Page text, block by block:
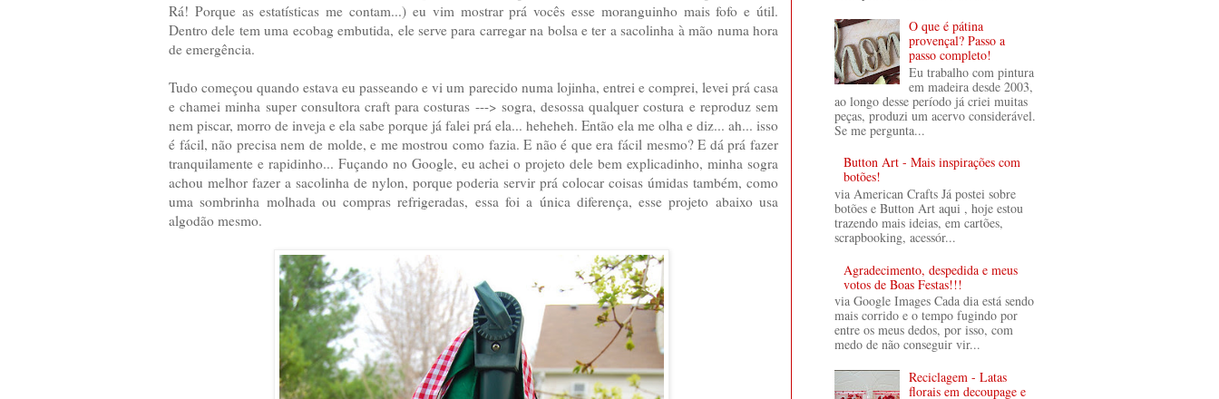
Rá! Porque as estatísticas me contam...) eu vim mostrar prá vocês esse moranguinho mais fofo e útil.
Dentro dele tem uma ecobag embutida, ele serve para carregar na bolsa e ter a sacolinha à mão numa hora
de emergência.
Tudo começou quando estava eu passeando e vi um parecido numa lojinha, entrei e comprei, levei prá casa
e chamei minha super consultora craft para costuras ---> sogra, desossa qualquer costura e reproduz sem
nem piscar, morro de inveja e ela sabe porque já falei prá ela... heheheh. Então ela me olha e diz... ah... isso
é fácil, não precisa nem de molde, e me mostrou como fazia. E não é que era fácil mesmo? E dá prá fazer
tranquilamente e rapidinho... Fuçando no Google, eu achei o projeto dele bem explicadinho, minha sogra
achou melhor fazer a sacolinha de nylon, porque poderia servir prá colocar coisas úmidas também, como
uma sombrinha molhada ou compras refrigeradas, essa foi a única diferença, esse projeto abaixo usa
algodão mesmo.
O que é pátina
provençal? Passo a
passo completo!
Eu trabalho com pintura
em madeira desde 2003,
ao longo desse período já criei muitas
peças, produzi um acervo considerável.
Se me pergunta...
Button Art - Mais inspirações com
botões!
via American Crafts Já postei sobre
botões e Button Art aqui , hoje estou
trazendo mais ideias, em cartões,
scrapbooking, acessór...
Agradecimento, despedida e meus
votos de Boas Festas!!!
via Google Images Cada dia está sendo
mais corrido e o tempo fugindo por
entre os meus dedos, por isso, com
medo de não conseguir vir...
Reciclagem - Latas
florais em decoupage e